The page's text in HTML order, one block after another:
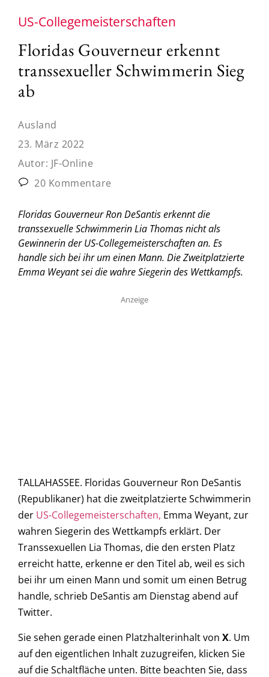
US-Collegemeisterschaften
Floridas Gouverneur erkennt
transsexueller Schwimmerin Sieg
ab
Ausland
23. März 2022
Autor: JF-Online
20 Kommentare
Floridas Gouverneur Ron DeSantis erkennt die
transsexuelle Schwimmerin Lia Thomas nicht als
Gewinnerin der US-Collegemeisterschaften an. Es
handle sich bei ihr um einen Mann. Die Zweitplatzierte
Emma Weyant sei die wahre Siegerin des Wettkampfs.
Anzeige
TALLAHASSEE. Floridas Gouverneur Ron DeSantis
(Republikaner) hat die zweitplatzierte Schwimmerin
der US-Collegemeisterschaften, Emma Weyant, zur
wahren Siegerin des Wettkampfs erklärt. Der
Transsexuellen Lia Thomas, die den ersten Platz
erreicht hatte, erkenne er den Titel ab, weil es sich
bei ihr um einen Mann und somit um einen Betrug
handle, schrieb DeSantis am Dienstag abend auf
Twitter.
Sie sehen gerade einen Platzhalterinhalt von X. Um
auf den eigentlichen Inhalt zuzugreifen, klicken Sie
auf die Schaltfläche unten. Bitte beachten Sie, dass